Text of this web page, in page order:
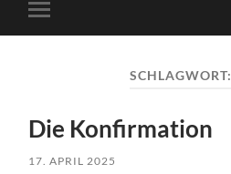
Mobile-
Menü
SCHLAGWORT:
Die Konfirmation
17. APRIL 2025